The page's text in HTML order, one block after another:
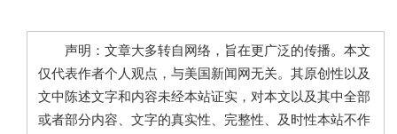
声明：文章大多转自网络，旨在更广泛的传播。本文
仅代表作者个人观点，与美国新闻网无关。其原创性以及
文中陈述文字和内容未经本站证实，对本文以及其中全部
或者部分内容、文字的真实性、完整性、及时性本站不作